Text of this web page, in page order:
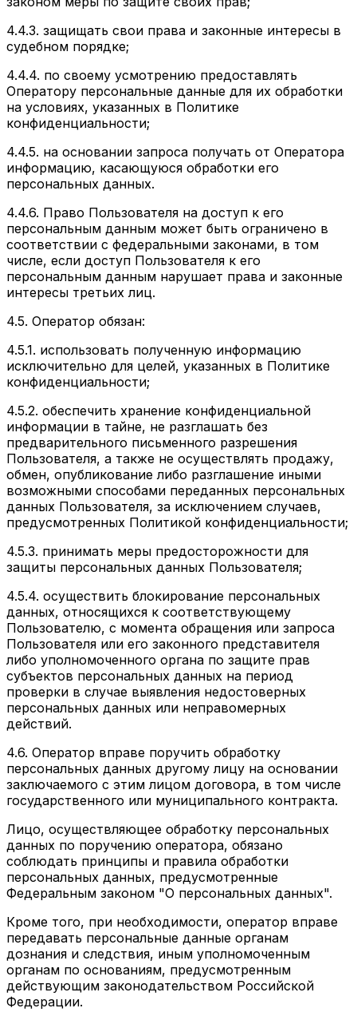
4.4.3. защищать свои права и законные интересы в
судебном порядке;
4.4.4. по своему усмотрению предоставлять
Оператору персональные данные для их обработки
на условиях, указанных в Политике
конфиденциальности;
4.4.5. на основании запроса получать от Оператора
информацию, касающуюся обработки его
персональных данных.
4.4.6. Право Пользователя на доступ к его
персональным данным может быть ограничено в
соответствии с федеральными законами, в том
числе, если доступ Пользователя к его
персональным данным нарушает права и законные
интересы третьих лиц.
4.5. Оператор обязан:
4.5.1. использовать полученную информацию
исключительно для целей, указанных в Политике
конфиденциальности;
4.5.2. обеспечить хранение конфиденциальной
информации в тайне, не разглашать без
предварительного письменного разрешения
Пользователя, а также не осуществлять продажу,
обмен, опубликование либо разглашение иными
возможными способами переданных персональных
данных Пользователя, за исключением случаев,
предусмотренных Политикой конфиденциальности;
4.5.3. принимать меры предосторожности для
защиты персональных данных Пользователя;
4.5.4. осуществить блокирование персональных
данных, относящихся к соответствующему
Пользователю, с момента обращения или запроса
Пользователя или его законного представителя
либо уполномоченного органа по защите прав
субъектов персональных данных на период
проверки в случае выявления недостоверных
персональных данных или неправомерных
действий.
4.6. Оператор вправе поручить обработку
персональных данных другому лицу на основании
заключаемого с этим лицом договора, в том числе
государственного или муниципального контракта.
Лицо, осуществляющее обработку персональных
данных по поручению оператора, обязано
соблюдать принципы и правила обработки
персональных данных, предусмотренные
Федеральным законом "О персональных данных".
Кроме того, при необходимости, оператор вправе
передавать персональные данные органам
дознания и следствия, иным уполномоченным
органам по основаниям, предусмотренным
действующим законодательством Российской
Федерации.